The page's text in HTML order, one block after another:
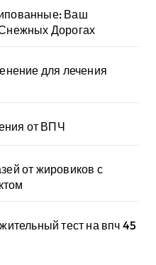
Ваш
Дорогах
для лечения
от ВПЧ
от жировиков с
тест на впч 45